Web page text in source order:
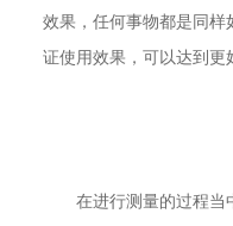
效果，任何事物都是同样
证使用效果，可以达到更
在进行测量的过程当中